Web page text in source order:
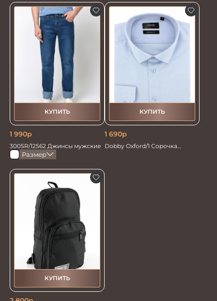
КУПИТЬ
1 990р
3005R/12562 Джинсы мужские
КУПИТЬ
1 690р
Dobby Oxford/1 Сорочка
Размер
КУПИТЬ